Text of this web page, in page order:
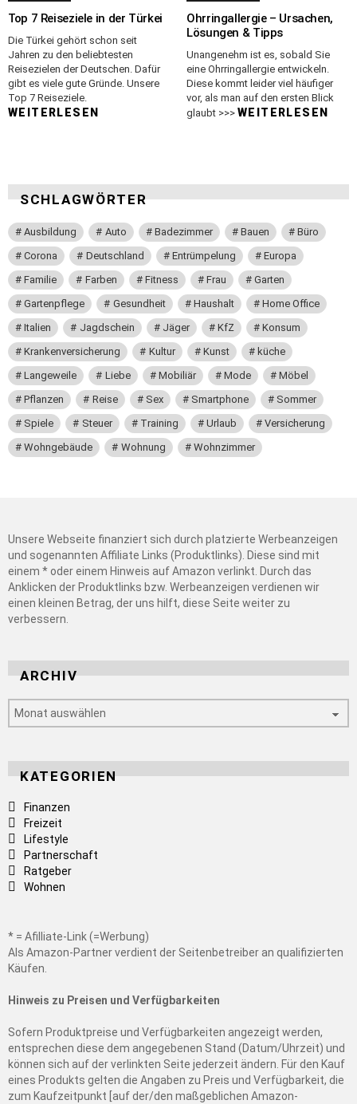
Top 7 Reiseziele in der Türkei
Die Türkei gehört schon seit
Jahren zu den beliebtesten
Reisezielen der Deutschen. Dafür
gibt es viele gute Gründe. Unsere
Top 7 Reiseziele.
WEITERLESEN
Ohrringallergie – Ursachen,
Lösungen & Tipps
Unangenehm ist es, sobald Sie
eine Ohrringallergie entwickeln.
Diese kommt leider viel häufiger
vor, als man auf den ersten Blick
glaubt >>> WEITERLESEN
SCHLAGWÖRTER
Ausbildung Auto Badezimmer Bauen
Büro
Corona
Deutschland Entrümpelung
Europa
Familie
Farben Fitness Frau
Garten
Gartenpflege
Gesundheit Haushalt
Home Office
Italien
Jagdschein Jäger KfZ
Konsum
Krankenversicherung
Kultur Kunst
küche
Langeweile
Liebe Mobiliär Mode
Möbel
Pflanzen
Reise Sex Smartphone
Sommer
Spiele
Steuer Training Urlaub
Versicherung
Wohngebäude
Wohnung Wohnzimmer
Unsere Webseite finanziert sich durch platzierte Werbeanzeigen
und sogenannten Affiliate Links (Produktlinks). Diese sind mit
einem * oder einem Hinweis auf Amazon verlinkt. Durch das
Anklicken der Produktlinks bzw. Werbeanzeigen verdienen wir
einen kleinen Betrag, der uns hilft, diese Seite weiter zu
verbessern.
ARCHIV
KATEGORIEN
Finanzen
Freizeit
Lifestyle
Partnerschaft
Ratgeber
Wohnen
* = Afilliate-Link (=Werbung)
Als Amazon-Partner verdient der Seitenbetreiber an qualifizierten
Käufen.
Hinweis zu Preisen und Verfügbarkeiten
Sofern Produktpreise und Verfügbarkeiten angezeigt werden,
entsprechen diese dem angegebenen Stand (Datum/Uhrzeit) und
können sich auf der verlinkten Seite jederzeit ändern. Für den Kauf
eines Produkts gelten die Angaben zu Preis und Verfügbarkeit, die
zum Kaufzeitpunkt [auf der/den maßgeblichen Amazon-